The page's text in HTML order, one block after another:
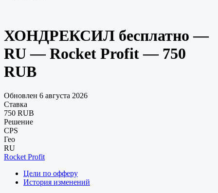
ХОНДРЕКСИЛ бесплатно —
RU — Rocket Profit — 750
RUB
Обновлен 6 августа 2026
Ставка
750 RUB
Решение
CPS
Гео
RU
Rocket Profit
Цели по офферу
История изменений